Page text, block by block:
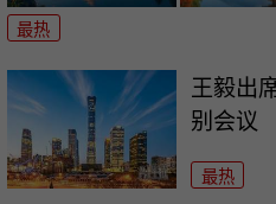
最热
王毅出
别会议
最热